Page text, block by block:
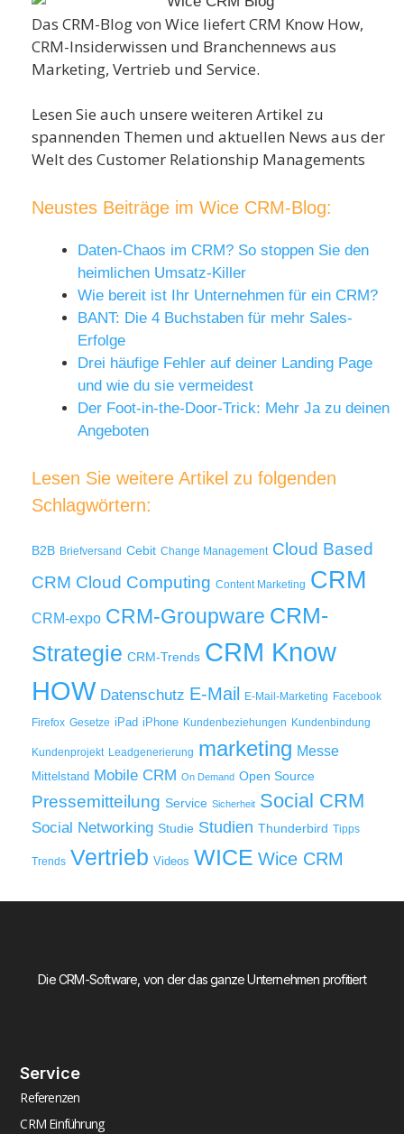
Das CRM-Blog von Wice liefert CRM Know How,
CRM-Insiderwissen und Branchennews aus
Marketing, Vertrieb und Service.
Lesen Sie auch unsere weiteren Artikel zu
spannenden Themen und aktuellen News aus der
Welt des Customer Relationship Managements
Neustes Beiträge im Wice CRM-Blog:
Daten-Chaos im CRM? So stoppen Sie den
heimlichen Umsatz-Killer
Wie bereit ist Ihr Unternehmen für ein CRM?
BANT: Die 4 Buchstaben für mehr Sales-
Erfolge
Drei häufige Fehler auf deiner Landing Page
und wie du sie vermeidest
Der Foot-in-the-Door-Trick: Mehr Ja zu deinen
Angeboten
Lesen Sie weitere Artikel zu folgenden
Schlagwörtern:
B2B Briefversand Cebit Change Management Cloud Based
CRM Cloud Computing Content Marketing CRM
CRM-expo CRM-Groupware CRM-
Strategie CRM-Trends CRM Know
HOW Datenschutz E-Mail E-Mail-Marketing Facebook
Firefox Gesetze iPad iPhone Kundenbeziehungen Kundenbindung
Kundenprojekt Leadgenerierung marketing Messe
Mittelstand Mobile CRM On Demand Open Source
Pressemitteilung Service Sicherheit Social CRM
Social Networking Studie Studien Thunderbird Tipps
Trends Vertrieb Videos WICE Wice CRM
Die CRM-Software, von der das ganze Unternehmen profitiert
Service
Referenzen
CRM Einführung